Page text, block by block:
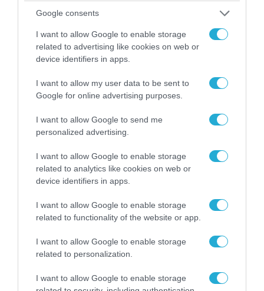
Google consents
I want to allow Google to enable storage
related to advertising like cookies on web or
device identifiers in apps.
I want to allow my user data to be sent to
Google for online advertising purposes.
I want to allow Google to send me
personalized advertising.
I want to allow Google to enable storage
related to analytics like cookies on web or
device identifiers in apps.
I want to allow Google to enable storage
related to functionality of the website or app.
I want to allow Google to enable storage
related to personalization.
I want to allow Google to enable storage
Η ανακοίνωση του Πανελλήνιου Σωματείου
Πυροσβεστών για την δημοσιογράφο του OPEN
που γέλασε στη φωτιά